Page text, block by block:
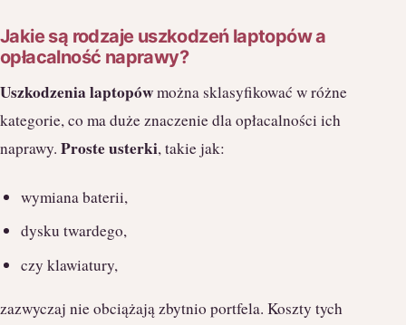
Jakie są rodzaje uszkodzeń laptopów a
opłacalność naprawy?
Uszkodzenia laptopówmożna sklasyfikować w różne
kategorie, co ma duże znaczenie dla opłacalności ich
naprawy. Proste usterki, takie jak:
wymiana baterii,
dysku twardego,
czy klawiatury,
zazwyczaj nie obciążają zbytnio portfela. Koszty tych